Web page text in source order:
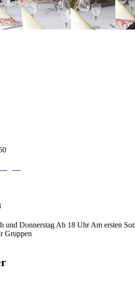
und Donnerstag Ab 18 Uhr Am ersten
Gruppen